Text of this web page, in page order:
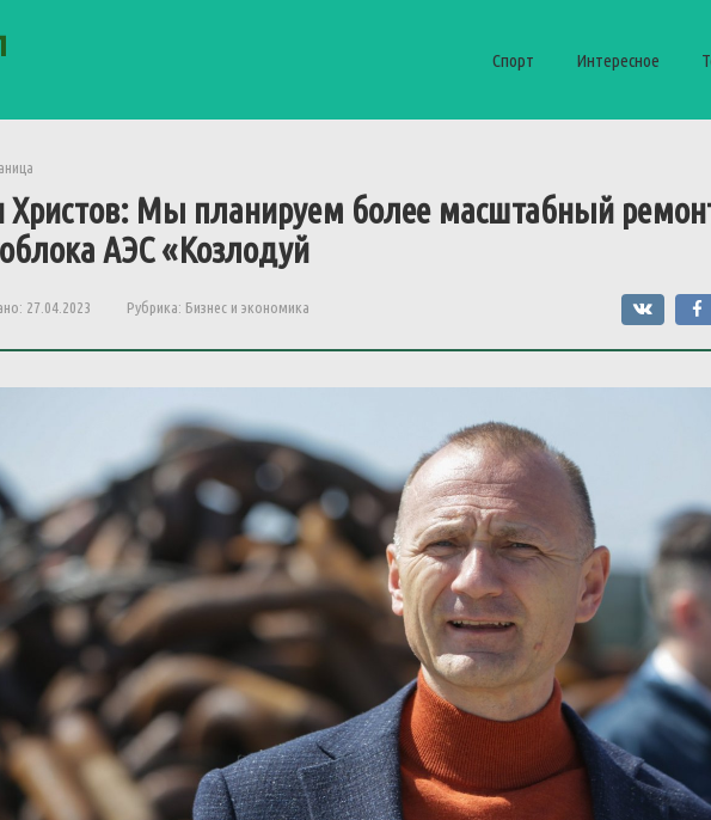
Спорт Интересное
Христов: Мы планируем более масштабный
АЭС «Козлодуй
27.04.2023 Рубрика: Бизнес и экономика